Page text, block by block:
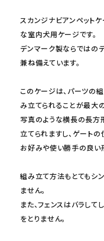
スカンジナビアンペット
な室内犬用ケージです。
デンマーク製ならではの
兼ね備えています。
このケージは、パーツの
み立てられることが最大
写真のような横長の長方
立てられますし、ゲート
お好みや使い勝手の良い
組み立て方法もとてもシ
ません。
また、フェンスはバラして
をとりません。